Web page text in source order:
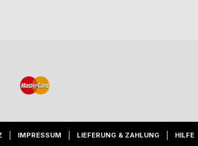
IMPRESSUM LIEFERUNG & ZAHLUNG HILFE